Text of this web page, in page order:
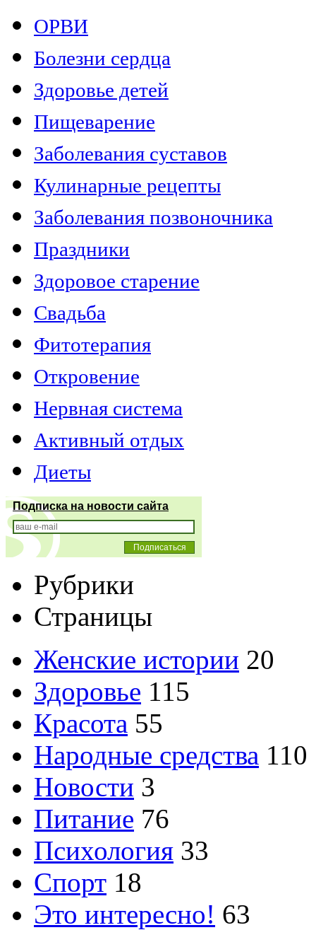
ОРВИ
Болезни сердца
Здоровье детей
Пищеварение
Заболевания суставов
Кулинарные рецепты
Заболевания позвоночника
Праздники
Здоровое старение
Свадьба
Фитотерапия
Откровение
Нервная система
Активный отдых
Диеты
Подписка на новости сайта
Рубрики
Страницы
Женские истории 20
Здоровье 115
Красота 55
Народные средства 110
Новости 3
Питание 76
Психология 33
Спорт 18
Это интересно! 63